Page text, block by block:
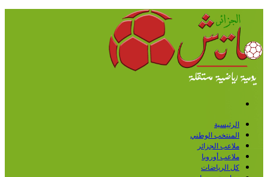
الرئيسية
المنتخب الوطني
ملاعب الجزائر
ملاعب أوروبا
كل الرياضات